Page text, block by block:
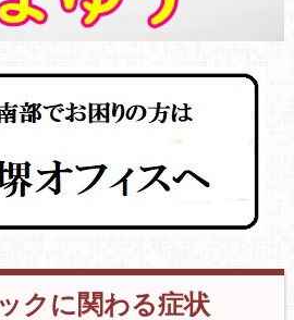
クに関わる症状